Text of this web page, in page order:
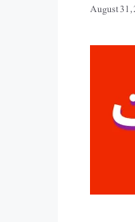
August 31,